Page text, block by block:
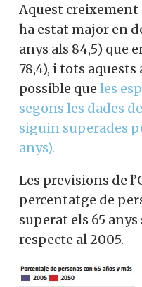
Aquest creixement
ha estat major en
anys als 84,5) que
78,4), i tots
possible que les
segons les dades
siguin superades
anys).
Les previsions de
percentatge de
superat els 65
respecte al 2005.